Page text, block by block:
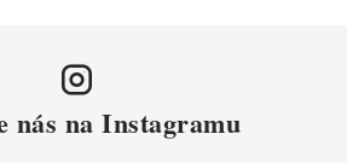
nás na Instagramu